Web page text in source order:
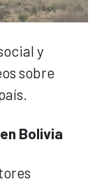
y
sobre
Bolivia